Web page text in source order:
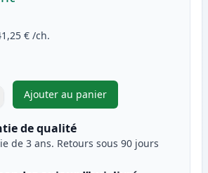
€ /ch.
pour ajuster
Ajouter au panier
,Pack de 2 Brother TN2120
de qualité
de 3 ans. Retours sous 90 jours